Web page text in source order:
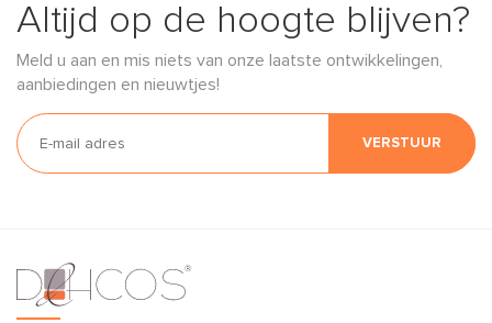
Altijd op de hoogte blijven?
Meld u aan en mis niets van onze laatste ontwikkelingen,
aanbiedingen en nieuwtjes!
VERSTUUR